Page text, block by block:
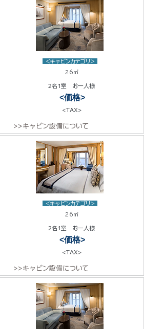
<キャビンカテゴリ>
26㎡
2名1室 お一人様
<価格>
<TAX>
>>キャビン設備について
<キャビンカテゴリ>
26㎡
2名1室 お一人様
<価格>
<TAX>
>>キャビン設備について